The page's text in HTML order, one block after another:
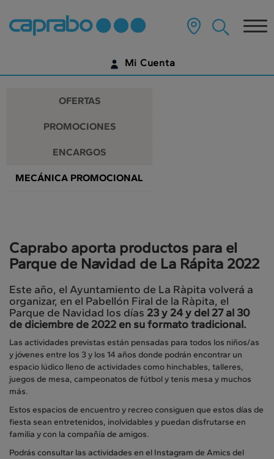
Promociones
y
descuentos
en
nuestros
supermercados
contenido
página
Mi Cuenta
¿AÚN NO TIENES UNA CUENTA DIGITAL?
OFERTAS
PROMOCIONES
ENCARGOS
MECÁNICA PROMOCIONAL
Caprabo aporta productos para el
Parque de Navidad de La Rápita 2022
Este año, el Ayuntamiento de La Ràpita volverá a
organizar, en el Pabellón Firal de la Ràpita, el
Parque de Navidad los días 23 y 24 y del 27 al 30
de diciembre de 2022 en su formato tradicional.
Las actividades previstas están pensadas para todos los niños/as
y jóvenes entre los 3 y los 14 años donde podrán encontrar un
espacio lúdico lleno de actividades como hinchables, talleres,
juegos de mesa, campeonatos de fútbol y tenis mesa y muchos
más.
Estos espacios de encuentro y recreo consiguen que estos días de
fiesta sean entretenidos, inolvidables y puedan disfrutarse en
familia y con la compañía de amigos.
Podrás consultar las actividades en el Instagram de Amics del